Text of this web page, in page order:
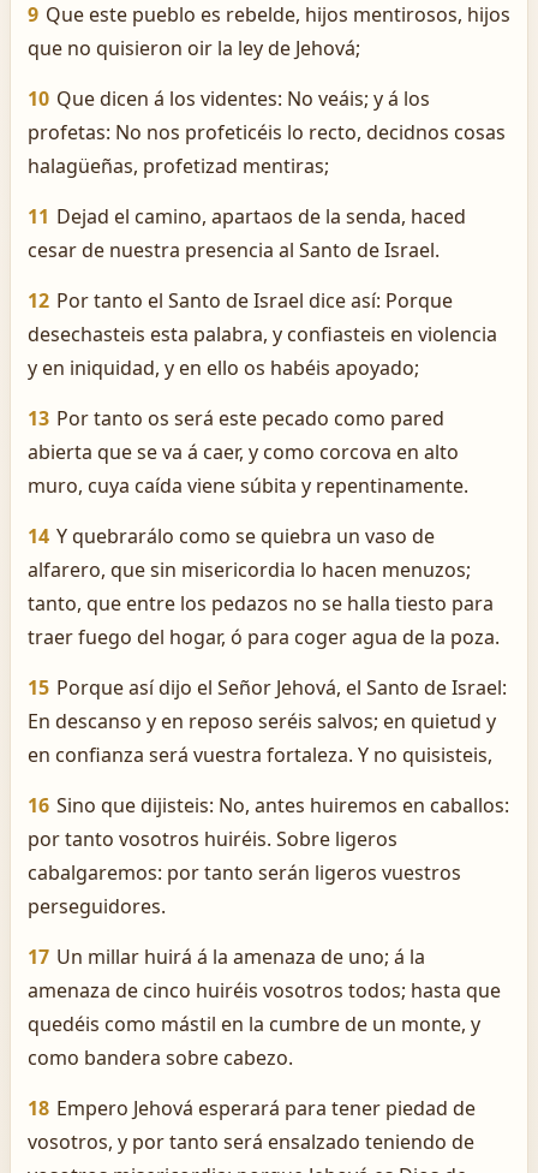
9 Que este pueblo es rebelde, hijos mentirosos, hijos
que no quisieron oir la ley de Jehová;
10 Que dicen á los videntes: No veáis; y á los
profetas: No nos profeticéis lo recto, decidnos cosas
halagüeñas, profetizad mentiras;
11 Dejad el camino, apartaos de la senda, haced
cesar de nuestra presencia al Santo de Israel.
12 Por tanto el Santo de Israel dice así: Porque
desechasteis esta palabra, y confiasteis en violencia
y en iniquidad, y en ello os habéis apoyado;
13 Por tanto os será este pecado como pared
abierta que se va á caer, y como corcova en alto
muro, cuya caída viene súbita y repentinamente.
14 Y quebrarálo como se quiebra un vaso de
alfarero, que sin misericordia lo hacen menuzos;
tanto, que entre los pedazos no se halla tiesto para
traer fuego del hogar, ó para coger agua de la poza.
15 Porque así dijo el Señor Jehová, el Santo de Israel:
En descanso y en reposo seréis salvos; en quietud y
en confianza será vuestra fortaleza. Y no quisisteis,
16 Sino que dijisteis: No, antes huiremos en caballos:
por tanto vosotros huiréis. Sobre ligeros
cabalgaremos: por tanto serán ligeros vuestros
perseguidores.
17 Un millar huirá á la amenaza de uno; á la
amenaza de cinco huiréis vosotros todos; hasta que
quedéis como mástil en la cumbre de un monte, y
como bandera sobre cabezo.
18 Empero Jehová esperará para tener piedad de
vosotros, y por tanto será ensalzado teniendo de